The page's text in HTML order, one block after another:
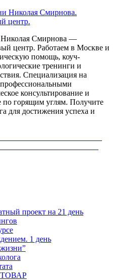
Смирнова —
центр. Работаем в Москве и
помощь, коуч-
тренинги и
Специализация на
консультирование и
по горящим углям. Получите
для достижения успеха и
проект на 21 день
1 день